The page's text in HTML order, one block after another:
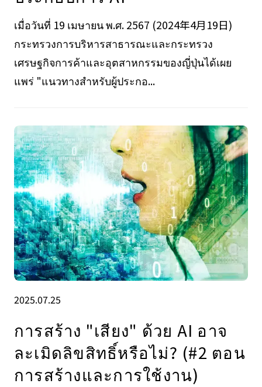
เมื่อวันที่ 19 เมษายน พ.ศ. 2567 (2024年4月19日)
กระทรวงการบริหารสาธารณะและกระทรวง
เศรษฐกิจการค้าและอุตสาหกรรมของญี่ปุ่นได้เผย
แพร่ "แนวทางสำหรับผู้ประกอ...
2025.07.25
การสร้าง "เสียง" ด้วย AI อาจ
ละเมิดลิขสิทธิ์หรือไม่? (#2 ตอน
การสร้างและการใช้งาน)